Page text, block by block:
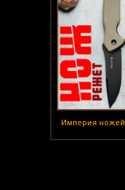
Империя ножей